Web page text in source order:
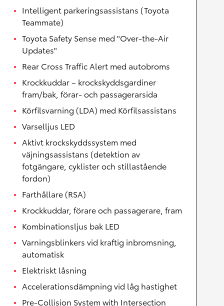
Intelligent parkeringsassistans (Toyota
Teammate)
Toyota Safety Sense med "Over-the-Air
Updates"
Rear Cross Traffic Alert med autobroms
Krockkuddar – krockskyddsgardiner
fram/bak, förar- och passagerarsida
Körfilsvarning (LDA) med Körfilsassistans
Varselljus LED
Aktivt krockskyddssystem med
väjningsassistans (detektion av
fotgängare, cyklister och stillastående
fordon)
Farthållare (RSA)
Krockkuddar, förare och passagerare, fram
Kombinationsljus bak LED
Varningsblinkers vid kraftig inbromsning,
automatisk
Elektriskt låsning
Accelerationsdämpning vid låg hastighet
Pre-Collision System with Intersection